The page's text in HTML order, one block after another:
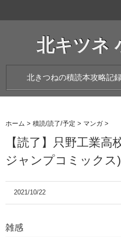
北キツネ
北きつねの積読本攻略記
ホーム >積読/読了/予定 > マンガ >
【読了】只野工業
ジャンプコミックス)
2021/10/22
雑感